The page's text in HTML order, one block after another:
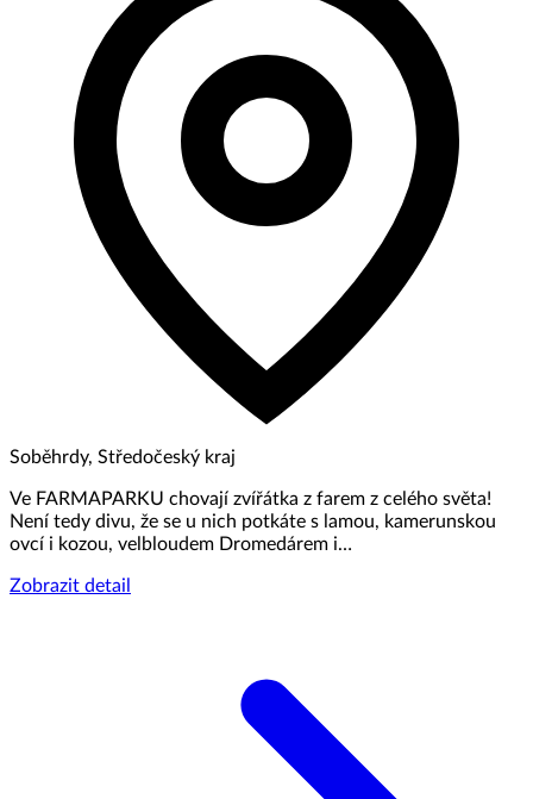
Soběhrdy, Středočeský kraj
Ve FARMAPARKU chovají zvířátka z farem z celého světa!
Není tedy divu, že se u nich potkáte s lamou, kamerunskou
ovcí i kozou, velbloudem Dromedárem i…
Zobrazit detail